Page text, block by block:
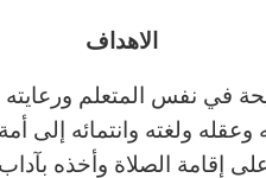
الاهداف
في نفس المتعلم
ولغته وانتمائه إلى
إقامة الصلاة وأخذه